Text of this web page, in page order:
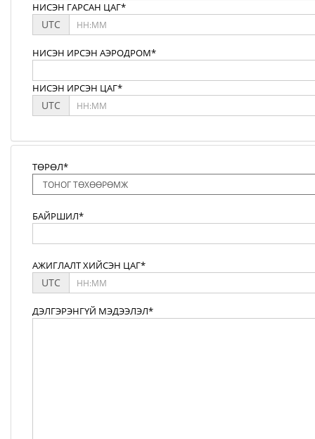
НИСЭН ГАРСАН ЦАГ*
UTC
НИСЭН ИРСЭН АЭРОДРОМ*
НИСЭН ИРСЭН ЦАГ*
UTC
ТӨРӨЛ*
БАЙРШИЛ*
АЖИГЛАЛТ ХИЙСЭН ЦАГ*
UTC
ДЭЛГЭРЭНГҮЙ МЭДЭЭЛЭЛ*